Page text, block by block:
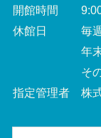
開館時間 9:00
休館日 毎週月
年末年始
その他臨
指定管理者 株